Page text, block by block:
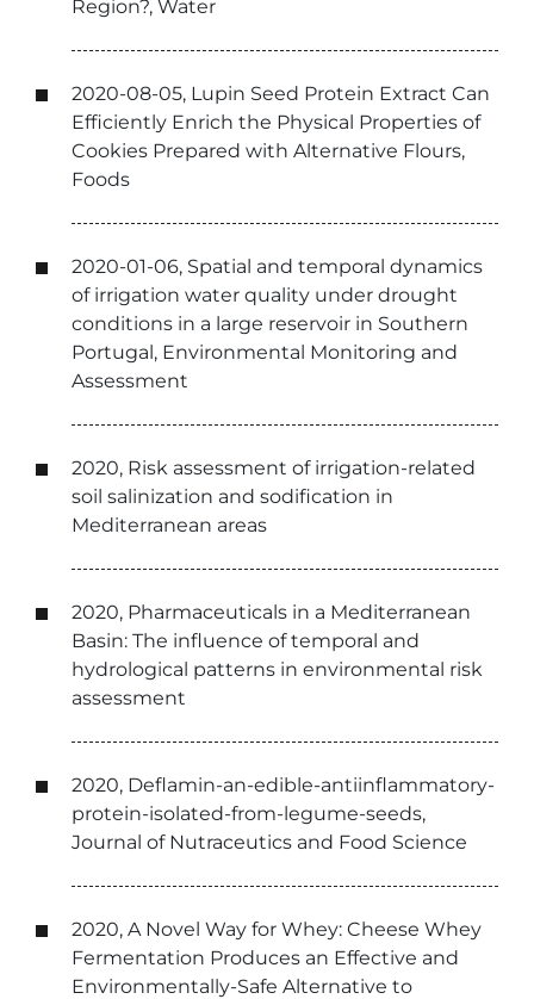
Region?, Water
2020-08-05, Lupin Seed Protein Extract Can
Efficiently Enrich the Physical Properties of
Cookies Prepared with Alternative Flours,
Foods
2020-01-06, Spatial and temporal dynamics
of irrigation water quality under drought
conditions in a large reservoir in Southern
Portugal, Environmental Monitoring and
Assessment
2020, Risk assessment of irrigation-related
soil salinization and sodification in
Mediterranean areas
2020, Pharmaceuticals in a Mediterranean
Basin: The influence of temporal and
hydrological patterns in environmental risk
assessment
2020, Deflamin-an-edible-antiinflammatory-
protein-isolated-from-legume-seeds,
Journal of Nutraceutics and Food Science
2020, A Novel Way for Whey: Cheese Whey
Fermentation Produces an Effective and
Environmentally-Safe Alternative to